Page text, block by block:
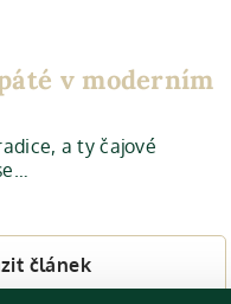
v moderním
a ty čajové
článek